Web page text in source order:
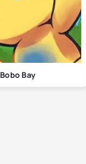
Bobo Bay